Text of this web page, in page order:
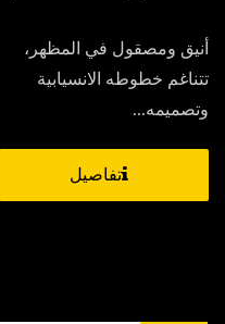
أنيق ومصقول في المظهر،
تتناغم خطوطه الانسيابية
وتصميمه...
تفاصيل